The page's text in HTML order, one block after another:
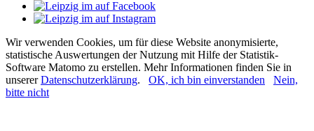
Wir verwenden Cookies, um für diese Website anonymisierte,
statistische Auswertungen der Nutzung mit Hilfe der Statistik-
Software Matomo zu erstellen. Mehr Informationen finden Sie in
unsererDatenschutzerklärung. OK, ich bin einverstanden
Nein,
bitte nicht